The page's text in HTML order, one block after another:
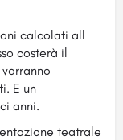
calcolati all
costerà il
E un
anni.
teatrale